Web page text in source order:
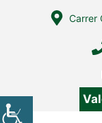
Carrer